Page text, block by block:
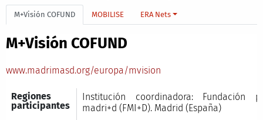
M+Visión COFUND MOBILISE ERA Nets
M+Visión COFUND
www.madrimasd.org/europa/mvision
Regiones
participantes
Institución coordinadora: Fundación
madri+d(FMI+D). Madrid (España)